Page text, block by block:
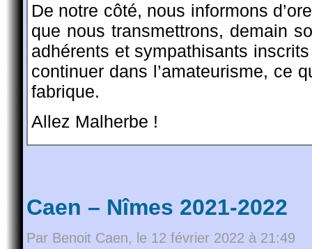
De notre côté, nous informons
que nous transmettrons, demain
adhérents et sympathisants
continuer dans l’amateurisme, ce
fabrique.
Allez Malherbe !
Caen – Nîmes 2021-2022
Par Benoit Caen, le 12 février 2022 à 21:49